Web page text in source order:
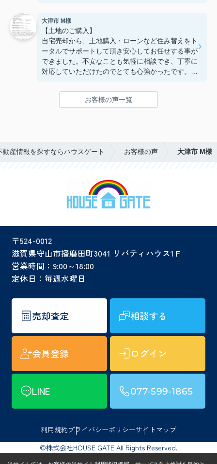
大津市 M様
【土地のご購入】
自宅売却から、土地購入・ローンなど住み替えをト
ータルでサポートして頂き安心してお任せする事が
できました。不安なことも気軽に相談でき、丁寧に
対応していただけたのでとても心強かったです。お
できました。担当して頂けて本当に良かったです。
ありがとうございました。
お客様の声一覧
動産情報を探すならハウスゲート お客様の声 大津市 M様
〒524-0012
滋賀県守山市播磨田町3041 リバティハウス1Ｆ
営業時間：9:00～18:00
定休日：毎週水曜日
売却査定 相談する
会員登録 ログイン
LINE 077-599-1865
利用規約プライバシーポリシーサイトマップ
©株式会社HOUSE GATE All Rights Reserved.